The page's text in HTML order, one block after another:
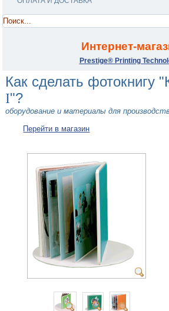
.
Интернет-
Prestige® Printing
Как сделать фотокнигу
I"?
оборудование и материалы для
Перейти в магазин